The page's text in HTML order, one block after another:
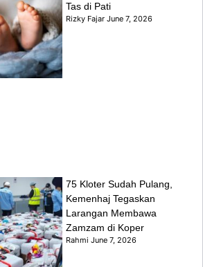
Tas di Pati
Rizky FajarJune 7, 2026
75 Kloter Sudah Pulang,
Kemenhaj Tegaskan
Larangan Membawa
Zamzam di Koper
RahmiJune 7, 2026